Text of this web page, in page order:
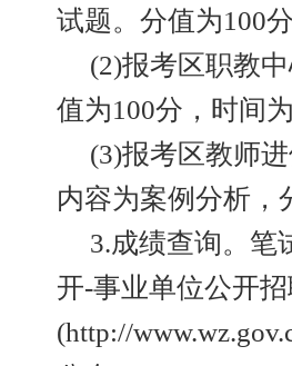
试题。分值为100
(2)报考区职教
值为100分，时间为
(3)报考区教师
内容为案例分析，
3.成绩查询。笔
开-事业单位公开
(http://